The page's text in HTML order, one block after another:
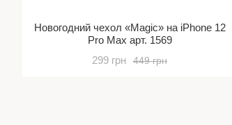
Новогодний чехол «Magic» на iPhone 12
Pro Max арт. 1569
449 грн
299 грн